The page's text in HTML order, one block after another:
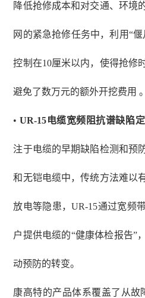
降低抢修成本和对交通、环境
网的紧急抢修任务中，利用“
控制在10厘米以内，使得抢修
避免了数万元的额外开挖费用 。
• UR-15电缆宽频阻抗谱缺陷
注于电缆的早期缺陷检测和预
和无铠电缆中，传统方法难以
放电等隐患，UR-15通过宽频
户提供电缆的“健康体检报告”
动预防的转变。
康高特的产品体系覆盖了从